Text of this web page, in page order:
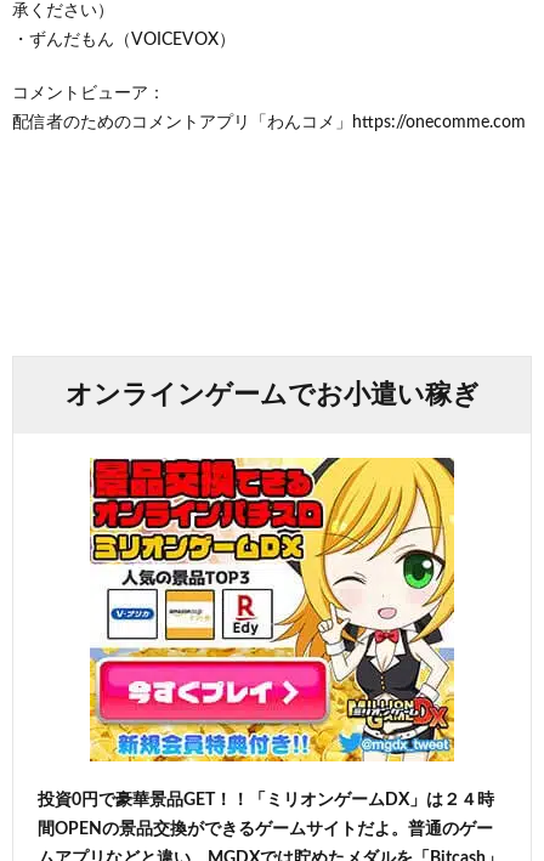
承ください）
・ずんだもん（VOICEVOX）
コメントビューア：
配信者のためのコメントアプリ「わんコメ」https://onecomme.com
オンラインゲームでお小遣い稼ぎ
投資0円で豪華景品GET！！「ミリオンゲームDX」は２４時
間OPENの景品交換ができるゲームサイトだよ。普通のゲー